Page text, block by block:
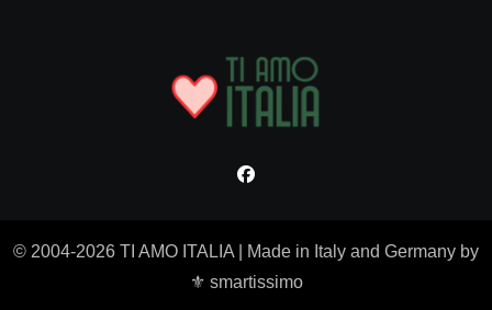
© 2004-2026 TI AMO ITALIA
Made in Italy and Germany by
⚜ smartissimo